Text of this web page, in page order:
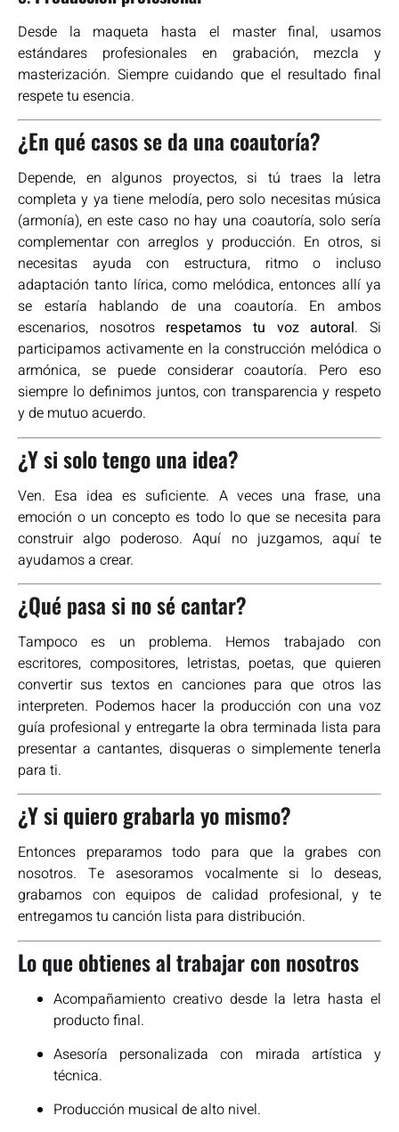
Desde la maqueta hasta el master final, usamos
estándares profesionales en grabación, mezcla y
masterización. Siempre cuidando que el resultado final
respete tu esencia.
¿En qué casos se da una coautoría?
Depende, en algunos proyectos, si tú traes la letra
completa y ya tiene melodía, pero solo necesitas música
(armonía), en este caso no hay una coautoría, solo sería
complementar con arreglos y producción. En otros, si
necesitas ayuda con estructura, ritmo o incluso
adaptación tanto lírica, como melódica, entonces allí ya
se estaría hablando de una coautoría. En ambos
escenarios, nosotros respetamos tu voz autoral. Si
participamos activamente en la construcción melódica o
armónica, se puede considerar coautoría. Pero eso
siempre lo definimos juntos, con transparencia y respeto
y de mutuo acuerdo.
¿Y si solo tengo una idea?
Ven. Esa idea es suficiente. A veces una frase, una
emoción o un concepto es todo lo que se necesita para
construir algo poderoso. Aquí no juzgamos, aquí te
ayudamos a crear.
¿Qué pasa si no sé cantar?
Tampoco es un problema. Hemos trabajado con
escritores, compositores, letristas, poetas, que quieren
convertir sus textos en canciones para que otros las
interpreten. Podemos hacer la producción con una voz
guía profesional y entregarte la obra terminada lista para
presentar a cantantes, disqueras o simplemente tenerla
para ti.
¿Y si quiero grabarla yo mismo?
Entonces preparamos todo para que la grabes con
nosotros. Te asesoramos vocalmente si lo deseas,
grabamos con equipos de calidad profesional, y te
entregamos tu canción lista para distribución.
Lo que obtienes al trabajar con nosotros
Acompañamiento creativo desde la letra hasta el
producto final.
Asesoría personalizada con mirada artística y
técnica.
Producción musical de alto nivel.